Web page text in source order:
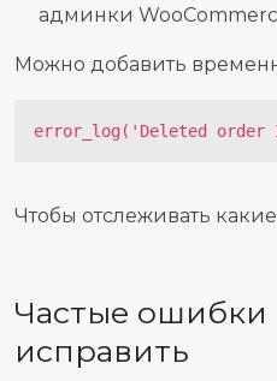
админки
Можно добавить
error_log('Deleted
Чтобы отслеживать
Частые ошибки
исправить